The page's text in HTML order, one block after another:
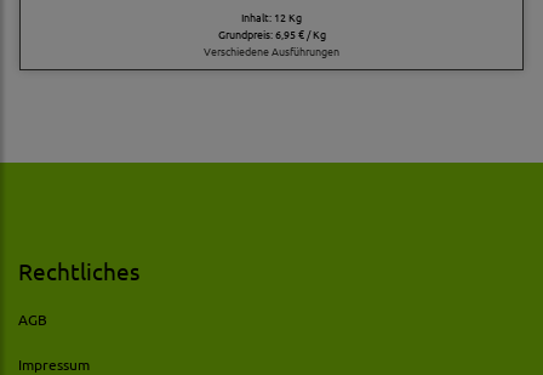
Inhalt: 12 Kg
Grundpreis:6,95 € / Kg
Verschiedene Ausführungen
Rechtliches
AGB
Impressum